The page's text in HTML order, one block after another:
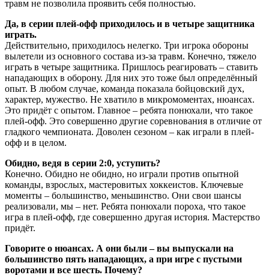
травм не позволила проявить себя полностью.
Да, в серии плей-офф приходилось и в четыре защитника
играть.
Действительно, приходилось нелегко. Три игрока обороны
вылетели из основного состава из-за травм. Конечно, тяжело
играть в четыре защитника. Пришлось реагировать – ставить
нападающих в оборону. Для них это тоже был определённый
опыт. В любом случае, команда показала бойцовский дух,
характер, мужество. Не хватило в микромоментах, нюансах.
Это придёт с опытом. Главное – ребята понюхали, что такое
плей-офф. Это совершенно другие соревнования в отличие от
гладкого чемпионата. Доволен сезоном – как играли в плей-
офф и в целом.
Обидно, ведя в серии 2:0, уступить?
Конечно. Обидно не обидно, но играли против опытной
команды, взрослых, мастеровитых хоккеистов. Ключевые
моменты – большинство, меньшинство. Они свои шансы
реализовали, мы – нет. Ребята понюхали пороха, что такое
игра в плей-офф, где совершенно другая история. Мастерство
придёт.
Говорите о нюансах. А они были – вы выпускали на
большинство пять нападающих, а при игре с пустыми
воротами и все шесть. Почему?